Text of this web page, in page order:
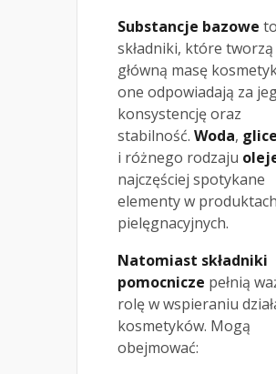
Substancje bazowe
składniki, które tworzą
główną masę
one odpowiadają za
konsystencję oraz
stabilność. Woda,
i różnego rodzaju
najczęściej spotykane
elementy w produktach
pielęgnacyjnych.
Natomiast składniki
pomocnicze pełnią
rolę w wspieraniu
kosmetyków. Mogą
obejmować: